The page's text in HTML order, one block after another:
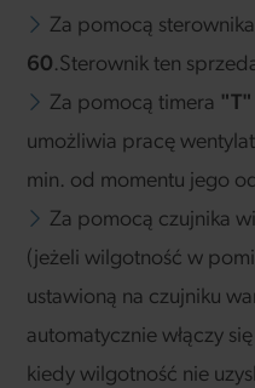
Za pomocą
60.Sterownik ten
Za pomocą timera "T"
umożliwia pracę
min. od momentu jego
Za pomocą czujnika
(jeżeli wilgotność w
ustawioną na czujniku
automatycznie włączy
kiedy wilgotność nie